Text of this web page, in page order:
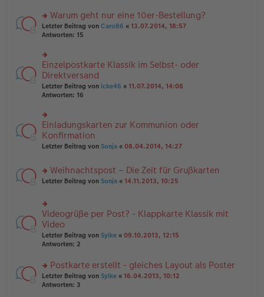
B
ei
tr
a
es
e
n
er
ei
tr
a
g
u
n
g
es
e
n
er
B
ei
a
g
rs
te
u
n
g
el
es
e
er
B
ei
tr
a
Warum geht nur eine 10er-Bestellung?
Letzter Beitrag von Caro86 « 13.07.2014, 18:57
Antworten: 15
rs
te
r
u
n
el
es
e
n
ei
tr
Einzelpostkarte Klassik im Selbst- oder
Direktversand
Letzter Beitrag von icke46 « 11.07.2014, 14:08
Antworten: 16
rs
te
r
u
g
el
es
n
er
B
ei
tr
a
Einladungskarten zur Kommunion oder
Konfirmation
Letzter Beitrag von Sonja « 08.04.2014, 14:27
rs
u
n
g
el
es
er
B
ei
Weihnachtspost – Die Zeit für Grußkarten
Letzter Beitrag von Sonja « 14.11.2013, 10:25
rs
te
r
u
n
el
es
e
Videogrüße per Post? - Klappkarte Klassik mit
Video
Letzter Beitrag von Sylke « 09.10.2013, 12:15
Antworten: 2
rs
te
Postkarte erstellt - gleiches Layout als Poster
Letzter Beitrag von Sylke « 16.04.2013, 10:12
Antworten: 3